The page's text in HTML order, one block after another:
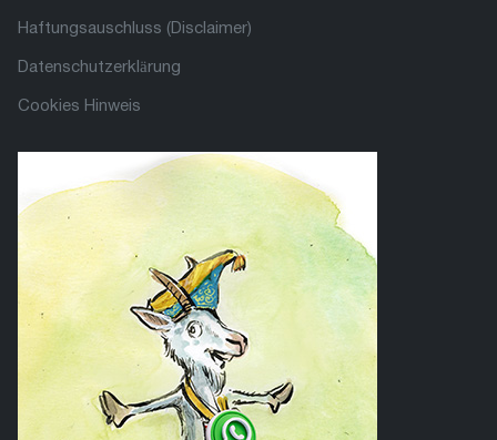
Haftungsauschluss (Disclaimer)
Datenschutzerklärung
Cookies Hinweis